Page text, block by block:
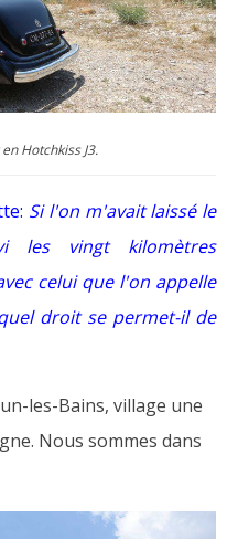
Hotchkiss J3.
Si l'on m'avait laissé le
les vingt kilomètres
celui que l'on appelle
droit se permet-il de
les-Bains, village une
Nous sommes dans